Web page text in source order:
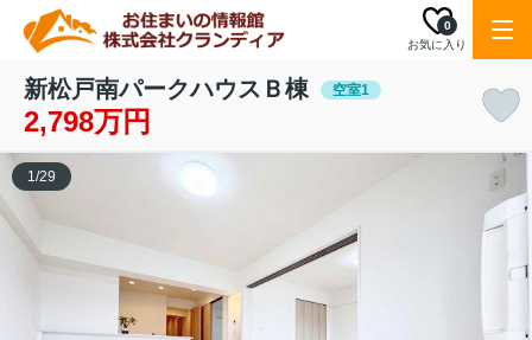
お気に入り
0
新松戸南パークハウスＢ棟 空室1
2,798万円
1/29